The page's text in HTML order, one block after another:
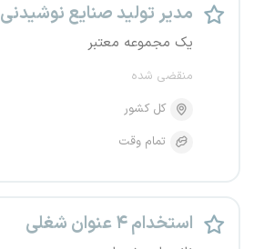
مدیر تولید صنایع نوشیدنی
یک مجموعه معتبر
منقضی شده
کل کشور
تمام وقت
استخدام ۴ عنوان شغلی